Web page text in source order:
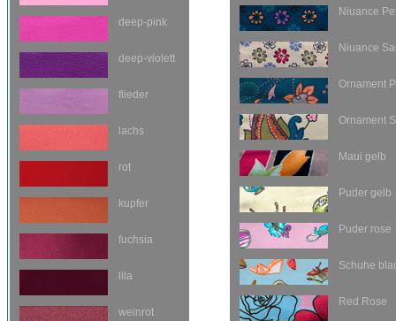
deep-pink
deep-violett
flieder
lachs
rot
kupfer
fuchsia
lila
weinrot
Niuance
Niuance
Ornament
Ornament
Maui gelb
Puder gelb
Puder rose
Schuhe
Red Rose